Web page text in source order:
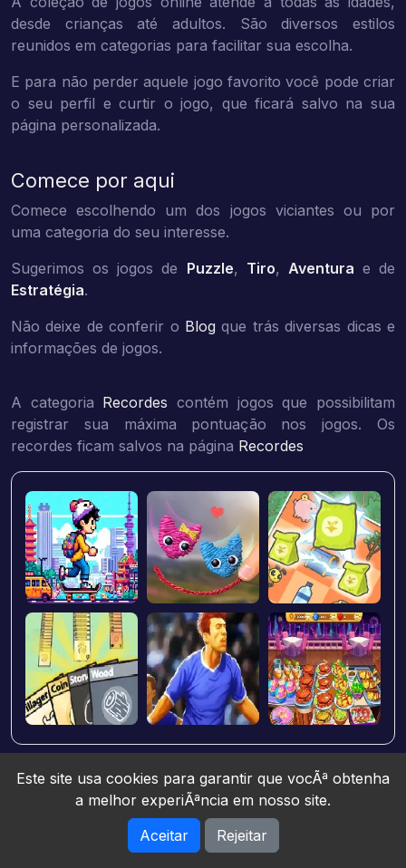
desde crianças até adultos. São diversos estilos
reunidos em categorias para facilitar sua escolha.
E para não perder aquele jogo favorito você pode criar
o seu perfil e curtir o jogo, que ficará salvo na sua
página personalizada.
Comece por aqui
Comece escolhendo um dos jogos viciantes ou por
uma categoria do seu interesse.
Sugerimos os jogos de Puzzle, Tiro, Aventura e de
Estratégia.
Não deixe de conferir o Blog que trás diversas dicas e
informações de jogos.
A categoria Recordes contém jogos que possibilitam
registrar sua máxima pontuação nos jogos. Os
recordes ficam salvos na página Recordes
Jogos10 © 2026. All rights reserved.
Este site usa cookies para garantir que vocÃª obtenha
a melhor experiÃªncia em nosso site.
Aceitar
Rejeitar